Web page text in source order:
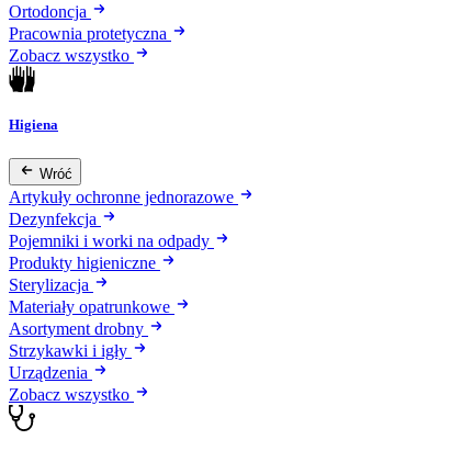
Ortodoncja
Pracownia protetyczna
Zobacz wszystko
Higiena
Wróć
Artykuły ochronne jednorazowe
Dezynfekcja
Pojemniki i worki na odpady
Produkty higieniczne
Sterylizacja
Materiały opatrunkowe
Asortyment drobny
Strzykawki i igły
Urządzenia
Zobacz wszystko